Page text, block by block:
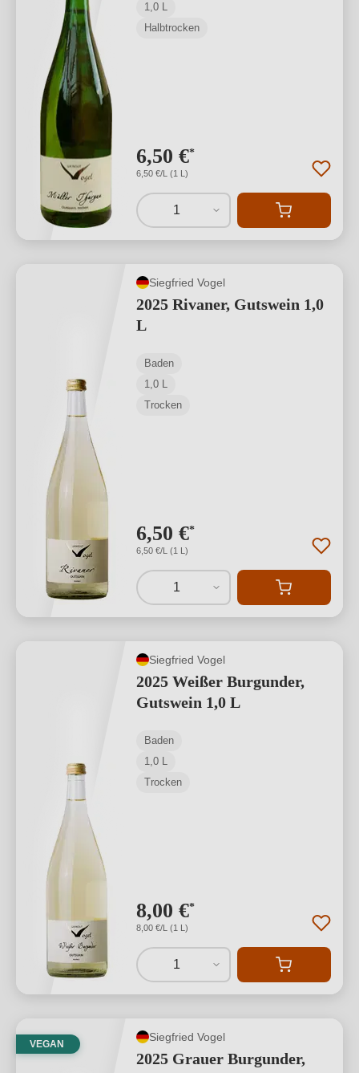
1,0 L
Halbtrocken
6,50 €*
6,50 €/L (1 L)
1
Siegfried Vogel
2025 Rivaner, Gutswein 1,0
L
Baden
1,0 L
Trocken
6,50 €*
6,50 €/L (1 L)
1
Siegfried Vogel
2025 Weißer Burgunder,
Gutswein 1,0 L
Baden
1,0 L
Trocken
8,00 €*
8,00 €/L (1 L)
1
VEGAN
Siegfried Vogel
2025 Grauer Burgunder,